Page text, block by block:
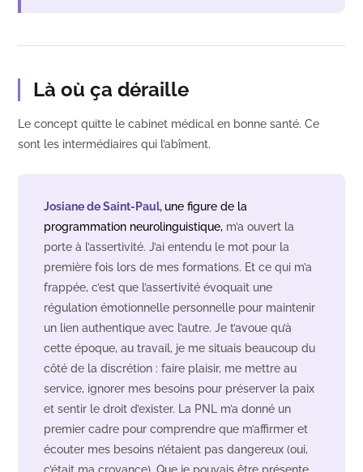
Là où ça déraille
Le concept quitte le cabinet médical en bonne santé. Ce
sont les intermédiaires qui l’abîment.
Josiane de Saint-Paul, une figure de la
programmation neurolinguistique, m’a ouvert la
porte à l’assertivité. J’ai entendu le mot pour la
première fois lors de mes formations. Et ce qui m’a
frappée, c’est que l’assertivité évoquait une
régulation émotionnelle personnelle pour maintenir
un lien authentique avec l’autre. Je t’avoue qu’à
cette époque, au travail, je me situais beaucoup du
côté de la discrétion : faire plaisir, me mettre au
service, ignorer mes besoins pour préserver la paix
et sentir le droit d’exister. La PNL m’a donné un
premier cadre pour comprendre que m’affirmer et
écouter mes besoins n’étaient pas dangereux (oui,